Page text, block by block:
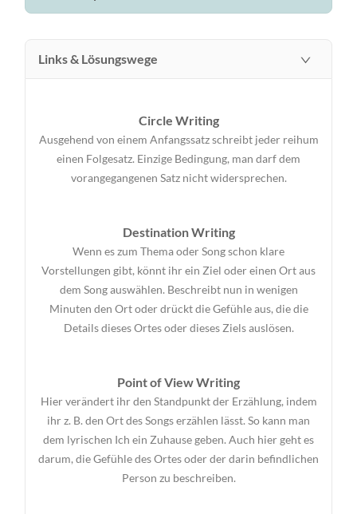
Links & Lösungswege
Circle Writing
Ausgehend von einem Anfangssatz schreibt jeder reihum
einen Folgesatz. Einzige Bedingung, man darf dem
vorangegangenen Satz nicht widersprechen.
Destination Writing
Wenn es zum Thema oder Song schon klare
Vorstellungen gibt, könnt ihr ein Ziel oder einen Ort aus
dem Song auswählen. Beschreibt nun in wenigen
Minuten den Ort oder drückt die Gefühle aus, die die
Details dieses Ortes oder dieses Ziels auslösen.
Point of View Writing
Hier verändert ihr den Standpunkt der Erzählung, indem
ihr z. B. den Ort des Songs erzählen lässt. So kann man
dem lyrischen Ich ein Zuhause geben. Auch hier geht es
darum, die Gefühle des Ortes oder der darin befindlichen
Person zu beschreiben.